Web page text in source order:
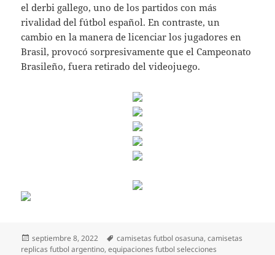
el derbi gallego, uno de los partidos con más
rivalidad del fútbol español. En contraste, un
cambio en la manera de licenciar los jugadores en
Brasil, provocó sorpresivamente que el Campeonato
Brasileño, fuera retirado del videojuego.
Publicado
el
septiembre 8, 2022 Etiquetas
camisetas futbol osasuna,camisetas
replicas futbol argentino,equipaciones futbol selecciones